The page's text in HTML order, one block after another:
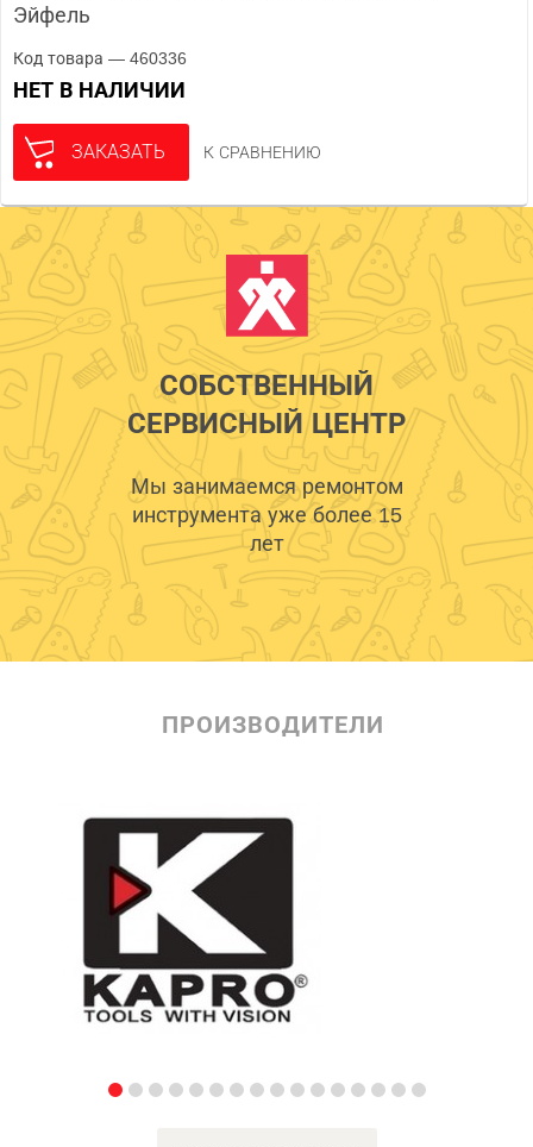
Эйфель
Код товара — 460336
НЕТ В НАЛИЧИИ
ЗАКАЗАТЬ К СРАВНЕНИЮ
СОБСТВЕННЫЙ
СЕРВИСНЫЙ ЦЕНТР
Мы занимаемся ремонтом
инструмента уже более 15
лет
ПРОИЗВОДИТЕЛИ